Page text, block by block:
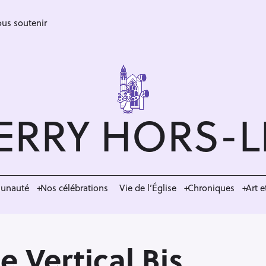
soutenir
HORS-
Nos célébrations Vie de l’Église Chroniques Art